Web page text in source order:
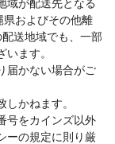
域が配送先となる
およびその他離
送地域でも、一部
ます。
届かない場合がご
かねます。
号をカインズ以外
ーの規定に則り厳